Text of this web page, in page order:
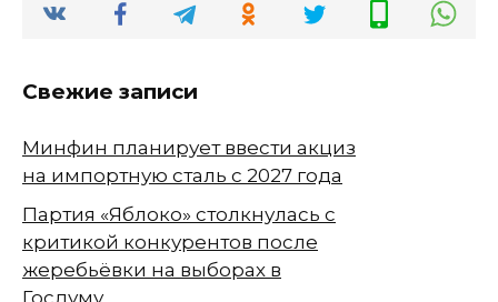
Свежие записи
Минфин планирует ввести акциз
на импортную сталь с 2027 года
Партия «Яблоко» столкнулась с
критикой конкурентов после
жеребьёвки на выборах в
Госдуму